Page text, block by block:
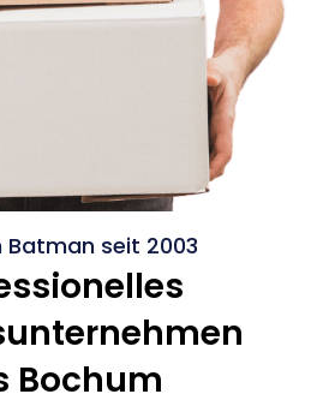
Batman seit 2003
Bochum